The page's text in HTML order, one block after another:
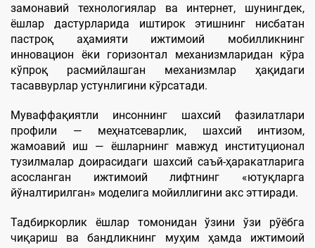
замонавий технологиялар ва интернет, шунингдек,
ёшлар дастурларида иштирок этишнинг нисбатан
пастроқ аҳамияти ижтимоий мобилликнинг
инновацион ёки горизонтал механизмларидан кўра
кўпроқ расмийлашган механизмлар ҳақидаги
тасаввурлар устунлигини кўрсатади.
Муваффақиятли инсоннинг шахсий фазилатлари
профили — меҳнатсеварлик, шахсий интизом,
жамоавий иш — ёшларнинг мавжуд институционал
тузилмалар доирасидаги шахсий саъй-ҳаракатларига
асосланган ижтимоий лифтнинг «ютуқларга
йўналтирилган» моделига мойиллигини акс эттиради.
Тадбиркорлик ёшлар томонидан ўзини ўзи рўёбга
чиқариш ва бандликнинг муҳим ҳамда ижтимоий